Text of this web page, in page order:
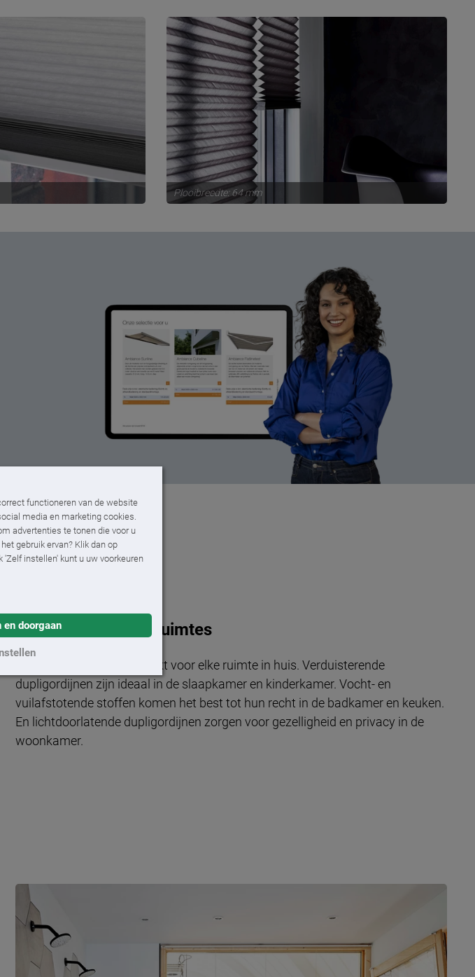
functioneren van de website
media en marketing cookies.
advertenties te tonen die voor u
gebruik ervan? Klik dan op
'Zelf instellen' kunt u uw voorkeuren
en doorgaan
Plooibreedte: 64 mm
Geschikt voor alle ruimtes
Dupligordijnen zijn geschikt voor elke ruimte in huis. Verduisterende
dupligordijnen zijn ideaal in de slaapkamer en kinderkamer. Vocht- en
vuilafstotende stoffen komen het best tot hun recht in de badkamer en keuken.
En lichtdoorlatende dupligordijnen zorgen voor gezelligheid en privacy in de
woonkamer.